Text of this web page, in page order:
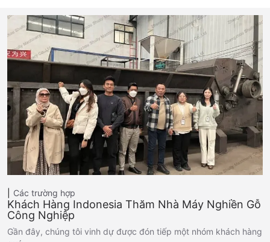
Các trường hợp
Khách Hàng Indonesia Thăm Nhà Máy Nghiền Gỗ
Công Nghiệp
Gần đây, chúng tôi vinh dự được đón tiếp một nhóm khách hàng